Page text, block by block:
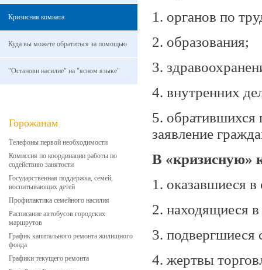
Кризисная комната
Куда вы можете обратиться за помощью
"Останови насилие" на "ясном языке"
Горожанам
Телефоны первой необходимости
Комиссия по координации работы по
содействию занятости
Государственная поддержка, семей,
воспитывающих детей
Профилактика семейного насилия
Расписание автобусов городских
маршрутов
График капитального ремонта жилищного
фонда
Графики текущего ремонта
1. органов по
2. образования;
3.
4. внутренних
5. обратившихся
заявление
В «кризисную»
1. оказавшиеся
2. находящиеся
3.
4. жертвы